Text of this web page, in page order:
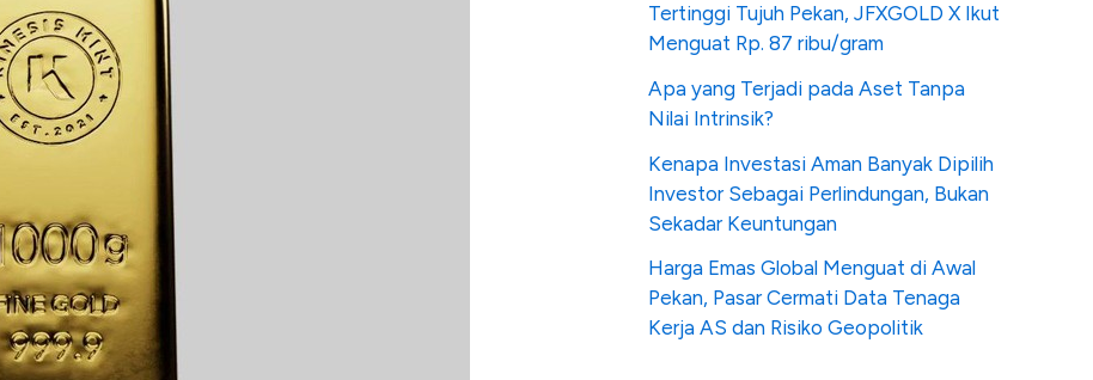
Tertinggi Tujuh Pekan, JFXGOLD X Ikut
Menguat Rp. 87 ribu/gram
Apa yang Terjadi pada Aset Tanpa
Nilai Intrinsik?
Kenapa Investasi Aman Banyak Dipilih
Investor Sebagai Perlindungan, Bukan
Sekadar Keuntungan
Harga Emas Global Menguat di Awal
Pekan, Pasar Cermati Data Tenaga
Kerja AS dan Risiko Geopolitik